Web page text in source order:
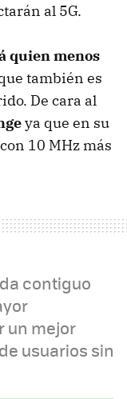
al 5G.
quien menos
también es
De cara al
ya que en su
10 MHz más
contiguo
un mejor
usuarios sin